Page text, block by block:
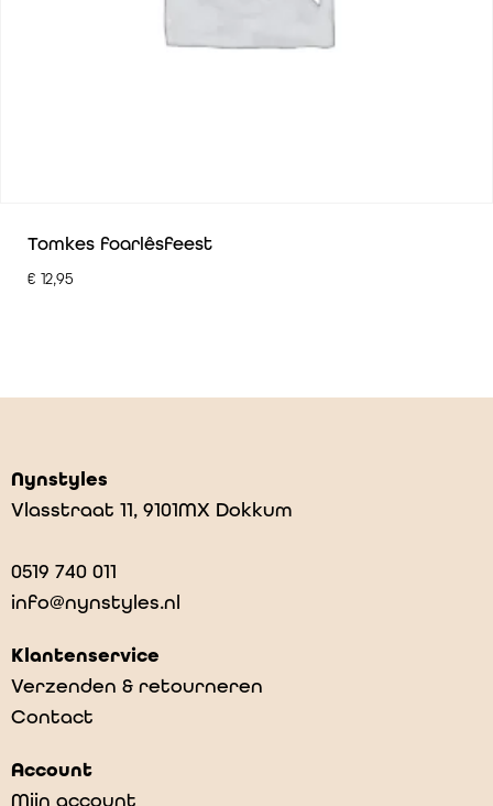
Tomkes foarlêsfeest
€ 12,95
Nynstyles
Vlasstraat 11, 9101MX Dokkum
0519 740 011
info@nynstyles.nl
Klantenservice
Verzenden & retourneren
Contact
Account
Mijn account